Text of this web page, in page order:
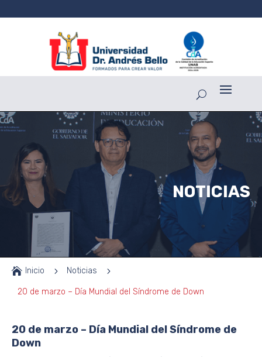
NOTICIAS
 Inicio 5 Noticias 5
20 de marzo – Día Mundial del Síndrome de Down
20 de marzo – Día Mundial del Síndrome de
Down